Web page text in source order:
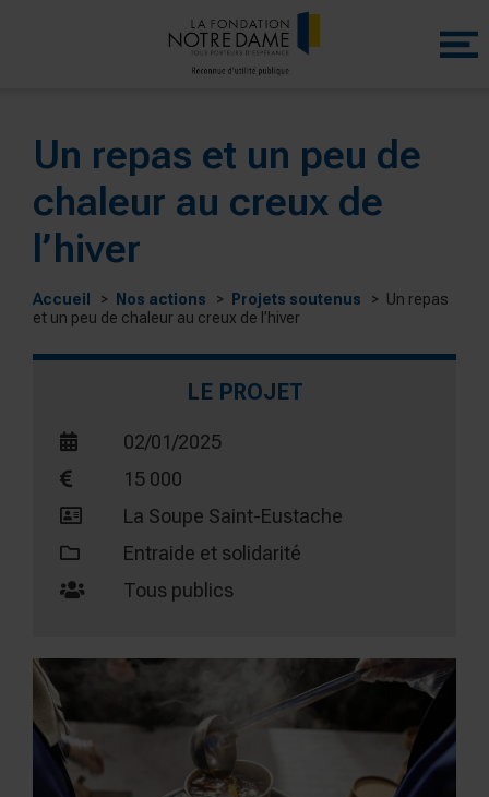
Menu
Un repas et un peu de
chaleur au creux de
l’hiver
Accueil Nos actions Projets soutenus
Un repas
et un peu de chaleur au creux de l’hiver
LE PROJET
02/01/2025
15 000
La Soupe Saint-Eustache
Entraide et solidarité
Tous publics